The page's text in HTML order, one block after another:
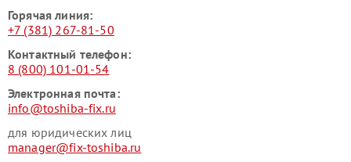
Горячая линия:
+7 (381) 267-81-50
Контактный телефон:
8 (800) 101-01-54
Электронная почта:
info@toshiba-fix.ru
для юридических лиц
manager@fix-toshiba.ru